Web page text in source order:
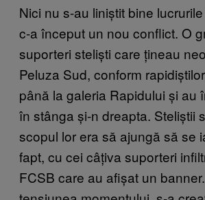
Nici nu s-au liniștit bine
c-a început un nou conflict. O
suporteri steliști care țineau
Peluza Sud, conform
până la galeria Rapidului și au
în stânga și-n dreapta. Steliștii
scopul lor era să ajungă să se
fapt, cu cei câțiva suporteri
FCSB care au afișat un